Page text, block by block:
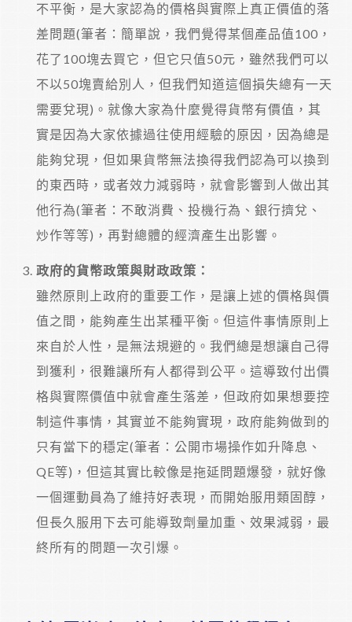
不平衡，是大家認為的價格與實際上真正價值的落
差問題(筆者：簡單說，我們覺得某個產品值100，
花了100塊去買它，但它只值50元，雖然我們可以
不以50塊賣給別人，但我們知道這個損失總有一天
需要兌現)。就像大家為什麼覺得貨幣有價值，其
實是因為大家依據過往使用經驗的原因，因為總是
能夠兌現，但如果貨幣無法換得我們認為可以換到
的東西時，或者效力減弱時，就會影響到人做出其
他行為(筆者：不敢消費、投機行為、銀行擠兌、
炒作等等)，再對總體的經濟產生出影響。
政府的貨幣政策與財政政策：
雖然原則上政府的重要工作，是讓上述的價格與價
值之間，能夠產生出某種平衡。但這件事情原則上
來自於人性，是無法規避的。我們總是想讓自己得
到獲利，很難讓所有人都得到公平。這導致付出價
格與實際價值中就會產生落差，但政府如果想要控
制這件事情，其實並不能夠實現，政府能夠做到的
只有當下的穩定(筆者：公開市場操作如升降息、
QE等)，但這其實比較像是拖延問題爆發，就好像
一個運動員為了維持好表現，而開始服用類固醇，
但長久服用下去可能導致劑量加重、效果減弱，最
終所有的問題一次引爆。